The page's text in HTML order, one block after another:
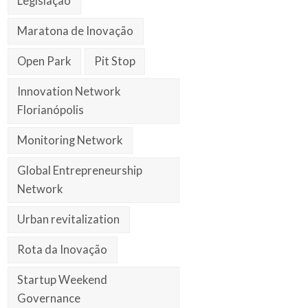
Maratona de Inovação
Open Park Pit Stop
Innovation Network
Florianópolis
Monitoring Network
Global Entrepreneurship
Network
Urban revitalization
Rota da Inovação
Startup Weekend
Governance